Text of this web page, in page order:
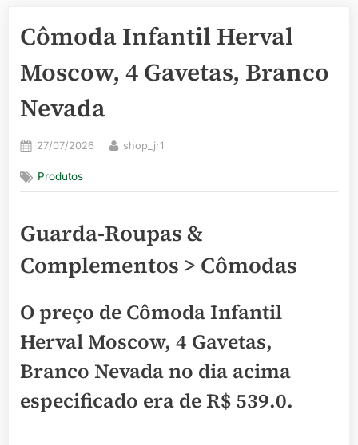
Cômoda Infantil Herval
Moscow, 4 Gavetas, Branco
Nevada
Posted
27/07/2026 By
shop_jr1
Produtos
Guarda-Roupas &
Complementos > Cômodas
O preço de Cômoda Infantil
Herval Moscow, 4 Gavetas,
Branco Nevada no dia acima
especificado era deR$ 539.0.